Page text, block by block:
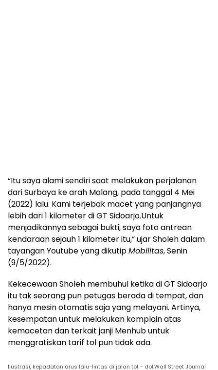
“Itu saya alami sendiri saat melakukan perjalanan
dari Surbaya ke arah Malang, pada tanggal 4 Mei
(2022) lalu. Kami terjebak macet yang panjangnya
lebih dari 1 kilometer di GT Sidoarjo.Untuk
menjadikannya sebagai bukti, saya foto antrean
kendaraan sejauh 1 kilometer itu,” ujar Sholeh dalam
tayangan Youtube yang dikutipMobilitas, Senin
(9/5/2022).
Kekecewaan Sholeh membuhul ketika di GT Sidoarjo
itu tak seorang pun petugas berada di tempat, dan
hanya mesin otomatis saja yang melayani. Artinya,
kesempatan untuk melakukan komplain atas
kemacetan dan terkait janji Menhub untuk
menggratiskan tarif tol pun tidak ada.
Ilustrasi, kepadatan arus lalu-lintas di jalan tol – dol.Wall Street Journal